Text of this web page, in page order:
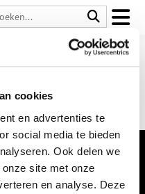
cookies
en advertenties te
social media te bieden
Ook delen we
site met onze
en analyse. Deze